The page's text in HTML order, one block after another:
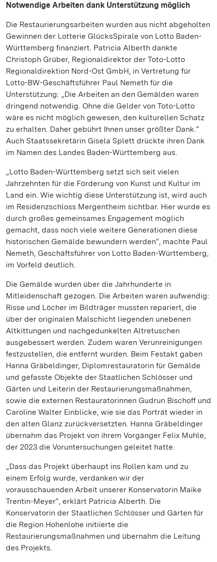
Notwendige Arbeiten dank Unterstützung möglich
Die Restaurierungsarbeiten wurden aus nicht abgeholten
Gewinnen der Lotterie GlücksSpirale von Lotto Baden-
Württemberg finanziert. Patricia Alberth dankte
Christoph Grüber, Regionaldirektor der Toto-Lotto
Regionaldirektion Nord-Ost GmbH, in Vertretung für
Lotto-BW-Geschäftsführer Paul Nemeth für die
Unterstützung: „Die Arbeiten an den Gemälden waren
dringend notwendig. Ohne die Gelder von Toto-Lotto
wäre es nicht möglich gewesen, den kulturellen Schatz
zu erhalten. Daher gebührt Ihnen unser größter Dank.“
Auch Staatssekretärin Gisela Splett drückte ihren Dank
im Namen des Landes Baden-Württemberg aus.
„Lotto Baden-Württemberg setzt sich seit vielen
Jahrzehnten für die Förderung von Kunst und Kultur im
Land ein. Wie wichtig diese Unterstützung ist, wird auch
im Residenzschloss Mergentheim sichtbar. Hier wurde es
durch großes gemeinsames Engagement möglich
gemacht, dass noch viele weitere Generationen diese
historischen Gemälde bewundern werden“, machte Paul
Nemeth, Geschäftsführer von Lotto Baden-Württemberg,
im Vorfeld deutlich.
Die Gemälde wurden über die Jahrhunderte in
Mitleidenschaft gezogen. Die Arbeiten waren aufwendig:
Risse und Löcher im Bildträger mussten repariert, die
über der originalen Malschicht liegenden unebenen
Altkittungen und nachgedunkelten Altretuschen
ausgebessert werden. Zudem waren Verunreinigungen
festzustellen, die entfernt wurden. Beim Festakt gaben
Hanna Gräbeldinger, Diplomrestauratorin für Gemälde
und gefasste Objekte der Staatlichen Schlösser und
Gärten und Leiterin der Restaurierungsmaßnahmen,
sowie die externen Restauratorinnen Gudrun Bischoff und
Caroline Walter Einblicke, wie sie das Porträt wieder in
den alten Glanz zurückversetzten. Hanna Gräbeldinger
übernahm das Projekt von ihrem Vorgänger Felix Muhle,
der 2023 die Voruntersuchungen geleitet hatte.
„Dass das Projekt überhaupt ins Rollen kam und zu
einem Erfolg wurde, verdanken wir der
vorausschauenden Arbeit unserer Konservatorin Maike
Trentin-Meyer“, erklärt Patricia Alberth. Die
Konservatorin der Staatlichen Schlösser und Gärten für
die Region Hohenlohe initiierte die
Restaurierungsmaßnahmen und übernahm die Leitung
des Projekts.